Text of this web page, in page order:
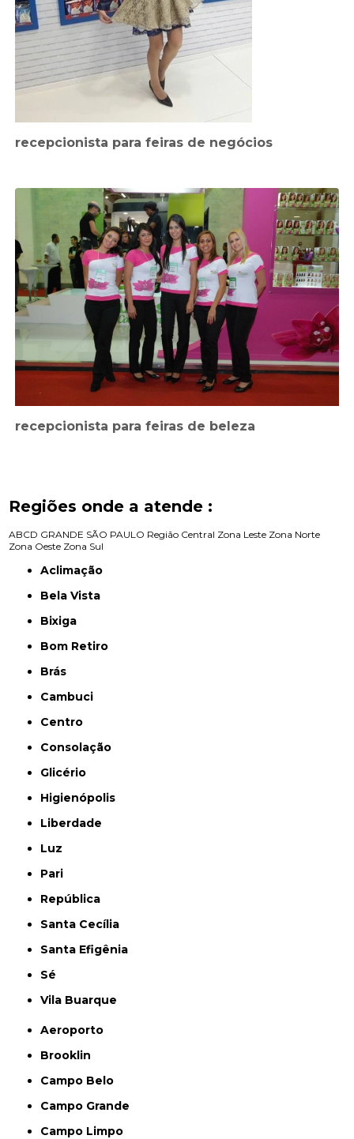
recepcionista para feiras de negócios
recepcionista para feiras de beleza
Regiões onde a atende :
ABCD GRANDE SÃO PAULO Região Central Zona Leste Zona Norte
Zona Oeste Zona Sul
Aclimação
Bela Vista
Bixiga
Bom Retiro
Brás
Cambuci
Centro
Consolação
Glicério
Higienópolis
Liberdade
Luz
Pari
República
Santa Cecília
Santa Efigênia
Sé
Vila Buarque
Aeroporto
Brooklin
Campo Belo
Campo Grande
Campo Limpo